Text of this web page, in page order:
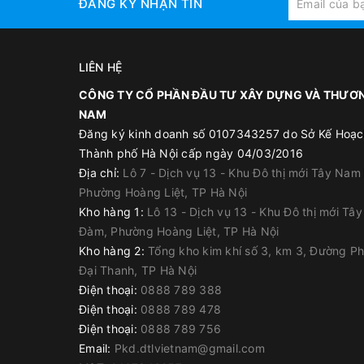
Gia cường lớp cán nền xi măng
Thông tin sản phẩm
Tên sản phẩm: Neomax Latex ECO 10L
Loại: Phụ gia chống thấm & kết nối bê tông
Gốc vật liệu: Polymer SBR Latex
Trạng thái: Dạng lỏng màu trắng sữa
Quy cách: Can 10 lít
Ứng dụng: Chống thấm và tăng kết dính vữa xi
Phù hợp: Dân dụng và công nghiệp nhẹ
ĐĂNG KÝ NHẬN TIN
LIÊN HỆ
CÔNG TY CỔ PHẦN ĐẦU TƯ XÂY DỰNG VÀ
NAM
Đăng ký kinh doanh số 0107343257 do Sở Kế
Thành phố Hà Nội cấp ngày 04/03/2016
Địa chỉ: Lô 7 - Dịch vụ 13 - Khu Đô thị mới Tây Nam
Phường Hoàng Liệt, TP Hà Nội
Kho hàng 1: Lô 13 - Dịch vụ 13 - Khu Đô thị mới
Đàm, Phường Hoàng Liệt, TP Hà Nội
Kho hàng 2: Tổng kho kim khí số 3, km 3, Đường
Đại Thanh, TP Hà Nội
Điện thoại: 0888 789 388
Điện thoại: 0888 789 478
Điện thoại: 0888 789 756
Email: Pkd.dtlvietnam@gmail.com